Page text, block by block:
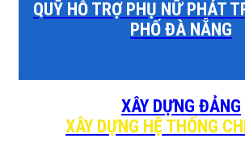
QUỸ HỖ TRỢ PHỤ NỮ PHÁT
PHỐ ĐÀ NẴNG
XÂY DỰNG ĐẢNG
XÂY DỰNG HỆ THỐNG